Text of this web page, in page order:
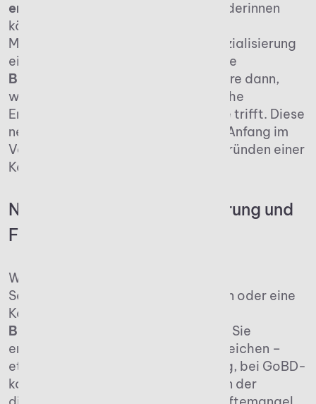
entwickeln
, denn Gründer und Gründerinnen
können ihre Kanzleistruktur,
Mandantenkommunikation und Spezialisierung
eigenständig gestalten. Langfristige
Beziehungen
entstehen insbesondere dann,
wenn Fachkompetenz auf persönliche
Erreichbarkeit und digitalen Service trifft. Diese
neu zu knüpfen, sollte vor allem am Anfang im
Vordergrund stehen, wenn es zum Gründen einer
Kanzlei kommt.
Nachfrage durch Digitalisierung und
Fachkräftemangel
Weiterhin sollten diejenigen, die die
Selbstständigkeit in Betracht ziehen oder eine
Kanzlei übernehmen wollen,
Beratungsfelder im Blick
behalten. Sie
entstehen vor allem in digitalen Bereichen –
etwa in der Prozessautomatisierung, bei GoBD-
konformen Systemprüfungen oder in der